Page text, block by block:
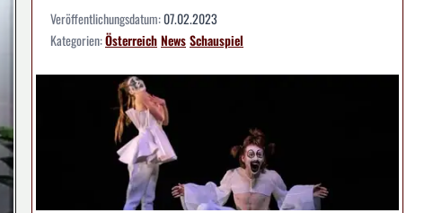
Veröffentlichungsdatum:07.02.2023
Kategorien:ÖsterreichNewsSchauspiel